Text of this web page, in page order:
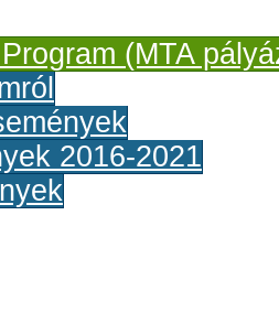
(MTA
2016-2021